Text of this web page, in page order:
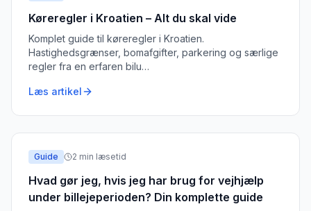
Køreregler i Kroatien – Alt du skal vide
Komplet guide til køreregler i Kroatien.
Hastighedsgrænser, bomafgifter, parkering og særlige
regler fra en erfaren bilu…
Læs artikel
Guide 2 min læsetid
Hvad gør jeg, hvis jeg har brug for vejhjælp
under billejeperioden? Din komplette guide